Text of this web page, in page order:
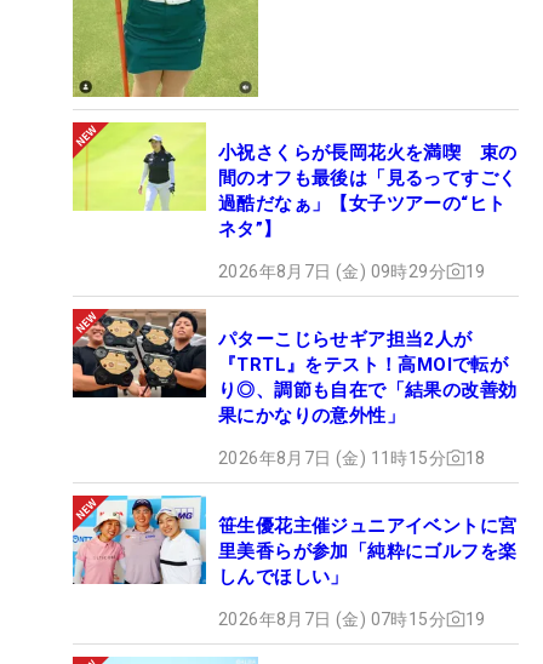
小祝さくらが長岡花火を満喫 束の
間のオフも最後は「見るってすごく
過酷だなぁ」【女子ツアーの“ヒト
ネタ”】
2026年8月7日 (金) 09時29分 19
パターこじらせギア担当2人が
『TRTL』をテスト！高MOIで転が
り◎、調節も自在で「結果の改善効
果にかなりの意外性」
2026年8月7日 (金) 11時15分 18
笹生優花主催ジュニアイベントに宮
里美香らが参加「純粋にゴルフを楽
しんでほしい」
2026年8月7日 (金) 07時15分 19